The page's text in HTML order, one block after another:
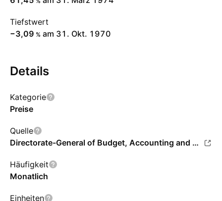
Tiefstwert
−3,09 % am 31. Okt. 1970
Details
Kategorie
Preise
Quelle
Directorate-General of Budget, Accounting and Statistics
Häufigkeit
Monatlich
Einheiten